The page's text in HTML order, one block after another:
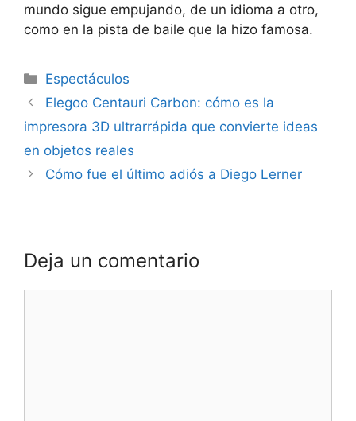
mundo sigue empujando, de un idioma a otro,
como en la pista de baile que la hizo famosa.
Espectáculos
Elegoo Centauri Carbon: cómo es la
impresora 3D ultrarrápida que convierte ideas
en objetos reales
Cómo fue el último adiós a Diego Lerner
Deja un comentario